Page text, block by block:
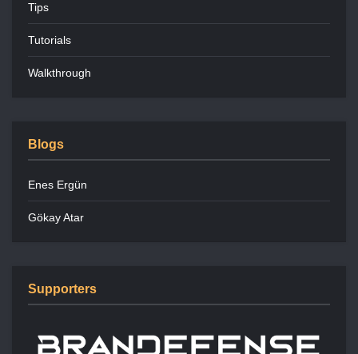
Tips
Tutorials
Walkthrough
Blogs
Enes Ergün
Gökay Atar
Supporters